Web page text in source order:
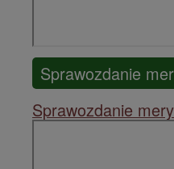
Sprawozdanie
Sprawozdanie